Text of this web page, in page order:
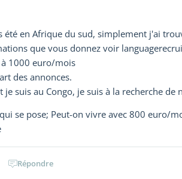
été en Afrique du sud, simplement j'ai
que vous donnez voir
1000 euro/mois
des annonces.
je suis au Congo, je suis à la recherche de
se pose; Peut-on vivre avec 800 euro/
Répondre